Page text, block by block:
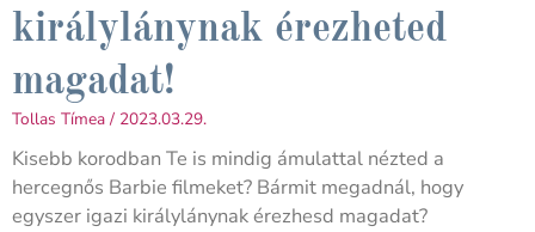
királylánynak érezheted
magadat!
Tollas Tímea 2023.03.29.
Kisebb korodban Te is mindig ámulattal nézted a
hercegnős Barbie filmeket? Bármit megadnál, hogy
egyszer igazi királylánynak érezhesd magadat?